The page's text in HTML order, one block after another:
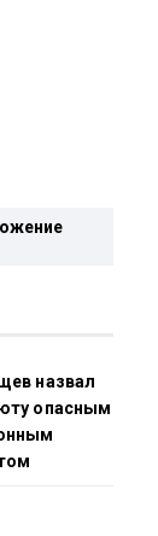
назвал
опасным